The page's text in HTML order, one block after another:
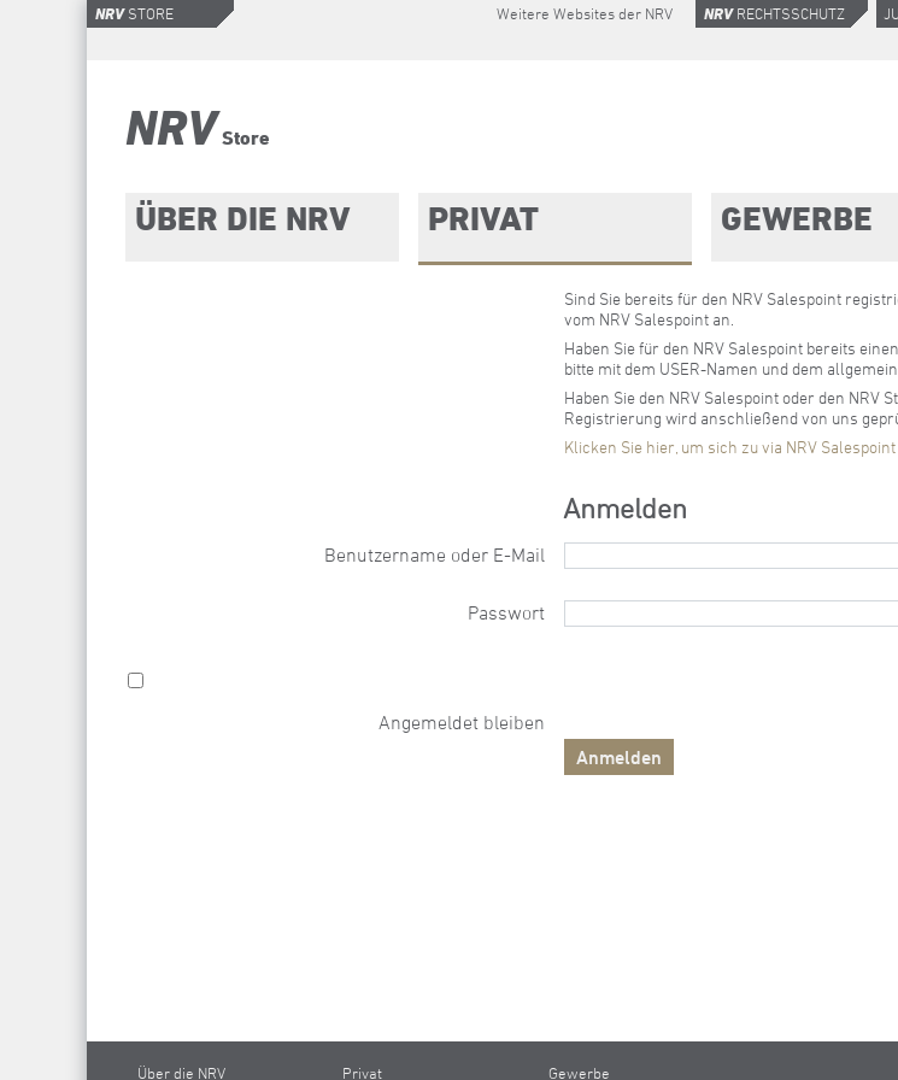
NRVSTORE NRVRECHTSSCHUTZ
Weitere Websites der NRV
NRV Store
ÜBER DIE NRV PRIVAT GEWERBE
Sind Sie bereits für den NRV Salespoint
vom NRV Salespoint an.
Haben Sie für den NRV Salespoint bereits
bitte mit dem USER-Namen und dem
Haben Sie den NRV Salespoint oder den
Registrierung wird anschließend von uns
Klicken Sie hier, um sich zu via NRV
Anmelden
Benutzername oder E-Mail
Passwort
Angemeldet bleiben
Über die NRV Privat Gewerbe